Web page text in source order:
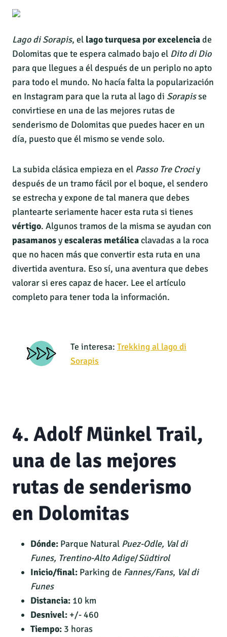
Lago di Sorapis, el lago turquesa por excelenciade
Dolomitas que te espera calmado bajo el Dito di Dio
para que llegues a él después de un periplo no apto
para todo el mundo. No hacía falta la popularización
en Instagram para que la ruta al lago di Sorapisse
convirtiese en una de las mejores rutas de
senderismo de Dolomitas que puedes hacer en un
día, puesto que él mismo se vende solo.
La subida clásica empieza en el Passo Tre Crociy
después de un tramo fácil por el boque, el sendero
se estrecha y expone de tal manera que debes
plantearte seriamente hacer esta ruta si tienes
vértigo. Algunos tramos de la misma se ayudan con
pasamanosyescaleras metálicaclavadas a la roca
que no hacen más que convertir esta ruta en una
divertida aventura. Eso sí, una aventura que debes
valorar si eres capaz de hacer. Lee el artículo
completo para tener toda la información.
Te interesa: Trekking al lago di
Sorapis
4. Adolf Münkel Trail,
una de las mejores
rutas de senderismo
en Dolomitas
Dónde: Parque Natural Puez-Odle, Val di
Funes, Trentino-Alto Adige/Südtirol
Inicio/final: Parking de Fannes/Fans, Val di
Funes
Distancia: 10 km
Desnivel: +/- 460
Tiempo: 3 horas